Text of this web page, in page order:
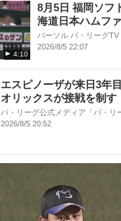
4:10
8月5日 福岡ソフ
海道日本ハムフ
パーソル パ・リーグTV
2026/8/5 22:07
エスピノーザが来日3年
オリックスが接戦を制す
パ・リーグ公式メディア「パ・リ
2026/8/5 20:52